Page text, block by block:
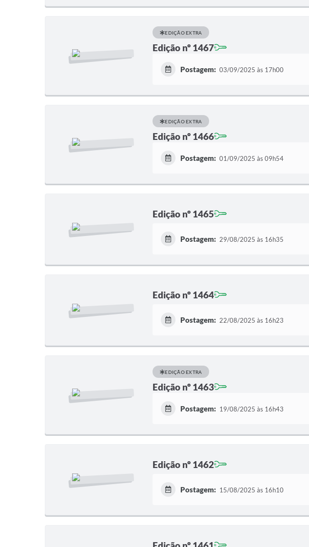
EDIÇÃO EXTRA
Edição nº 1467
Postagem: 03/09/2025 às 17h00
EDIÇÃO EXTRA
Edição nº 1466
Postagem: 01/09/2025 às 09h54
Edição nº 1465
Postagem: 29/08/2025 às 16h35
Edição nº 1464
Postagem: 22/08/2025 às 16h23
EDIÇÃO EXTRA
Edição nº 1463
Postagem: 19/08/2025 às 16h43
Edição nº 1462
Postagem: 15/08/2025 às 16h10